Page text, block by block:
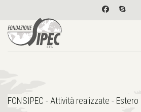
FONSIPEC - Attività realizzate - Estero